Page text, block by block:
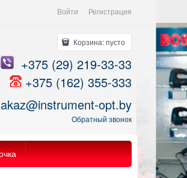
Войти Регистрация
Корзина:пусто
+375 (29) 219-33-33
+375 (162) 355-333
opt.by
Обратный звонок